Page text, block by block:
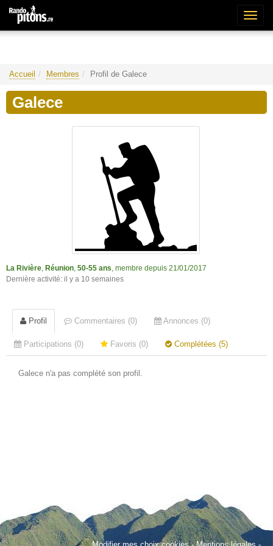
Accueil Membres Profil de Galece
Galece
La Rivière Réunion 50-55 ans , membre depuis 21/01/2017
Dernière activité: il y a 10 semaines
Profil Commentaires (0) Annonces (0)
Participations (0) Favoris (0) Complétées (5)
Galece n'a pas complété son profil.